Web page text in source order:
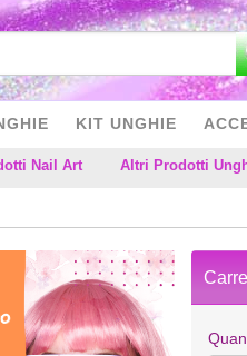
Nail Art Altri Prodotti
KIT UNGHIE